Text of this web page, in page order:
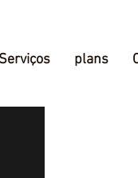
Serviços plans